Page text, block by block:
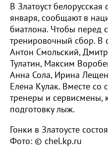
В Златоуст
января, сообщают в
биатлона. Чтобы перед
тренировочный сбор. В
Антон Смольский,
Тулатин, Максим
Анна Сола, Ирина
Елена Кулак. Вместе со
тренеры и сервисмены,
подготовку лыж.
Гонки в Златоусте
Фото: © chel.kp.ru